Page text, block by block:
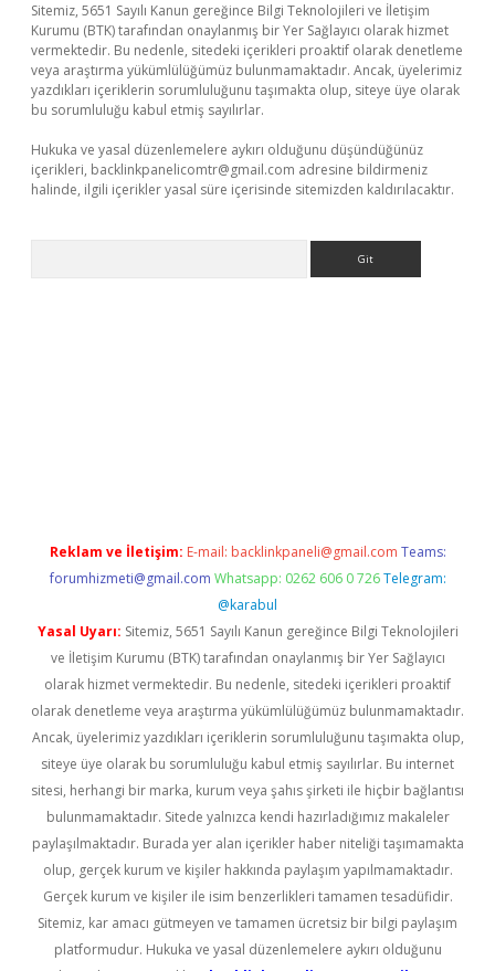
Sitemiz, 5651 Sayılı Kanun gereğince Bilgi Teknolojileri ve İletişim
Kurumu (BTK) tarafından onaylanmış bir Yer Sağlayıcı olarak hizmet
vermektedir. Bu nedenle, sitedeki içerikleri proaktif olarak denetleme
veya araştırma yükümlülüğümüz bulunmamaktadır. Ancak, üyelerimiz
yazdıkları içeriklerin sorumluluğunu taşımakta olup, siteye üye olarak
bu sorumluluğu kabul etmiş sayılırlar.
Hukuka ve yasal düzenlemelere aykırı olduğunu düşündüğünüz
içerikleri, backlinkpanelicomtr@gmail.com adresine bildirmeniz
halinde, ilgili içerikler yasal süre içerisinde sitemizden kaldırılacaktır.
Reklam ve İletişim: E-mail: backlinkpaneli@gmail.com Teams:
forumhizmeti@gmail.com Whatsapp: 0262 606 0 726 Telegram:
@karabul
Yasal Uyarı: Sitemiz, 5651 Sayılı Kanun gereğince Bilgi Teknolojileri
ve İletişim Kurumu (BTK) tarafından onaylanmış bir Yer Sağlayıcı
olarak hizmet vermektedir. Bu nedenle, sitedeki içerikleri proaktif
olarak denetleme veya araştırma yükümlülüğümüz bulunmamaktadır.
Ancak, üyelerimiz yazdıkları içeriklerin sorumluluğunu taşımakta olup,
siteye üye olarak bu sorumluluğu kabul etmiş sayılırlar. Bu internet
sitesi, herhangi bir marka, kurum veya şahıs şirketi ile hiçbir bağlantısı
bulunmamaktadır. Sitede yalnızca kendi hazırladığımız makaleler
paylaşılmaktadır. Burada yer alan içerikler haber niteliği taşımamakta
olup, gerçek kurum ve kişiler hakkında paylaşım yapılmamaktadır.
Gerçek kurum ve kişiler ile isim benzerlikleri tamamen tesadüfidir.
Sitemiz, kar amacı gütmeyen ve tamamen ücretsiz bir bilgi paylaşım
platformudur. Hukuka ve yasal düzenlemelere aykırı olduğunu